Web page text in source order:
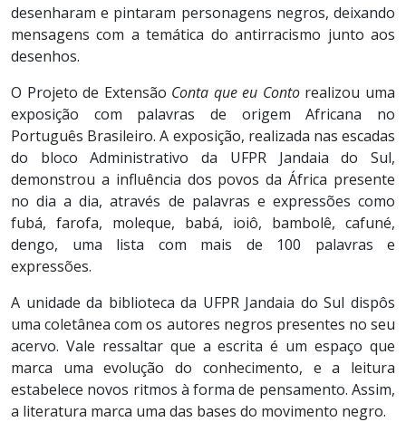
desenharam e pintaram personagens negros, deixando
mensagens com a temática do antirracismo junto aos
desenhos.
O Projeto de Extensão Conta que eu Contorealizou uma
exposição com palavras de origem Africana no
Português Brasileiro. A exposição, realizada nas escadas
do bloco Administrativo da UFPR Jandaia do Sul,
demonstrou a influência dos povos da África presente
no dia a dia, através de palavras e expressões como
fubá, farofa, moleque, babá, ioiô, bambolê, cafuné,
dengo, uma lista com mais de 100 palavras e
expressões.
A unidade da biblioteca da UFPR Jandaia do Sul dispôs
uma coletânea com os autores negros presentes no seu
acervo. Vale ressaltar que a escrita é um espaço que
marca uma evolução do conhecimento, e a leitura
estabelece novos ritmos à forma de pensamento. Assim,
a literatura marca uma das bases do movimento negro.